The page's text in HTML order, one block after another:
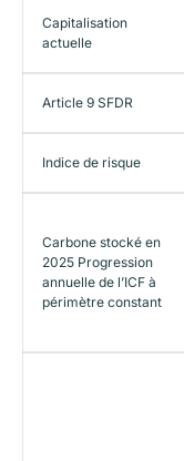
Capitalisation
actuelle
Article 9 SFDR
Indice de risque
Carbone stocké en
2025 Progression
annuelle de l’ICF à
périmètre constant